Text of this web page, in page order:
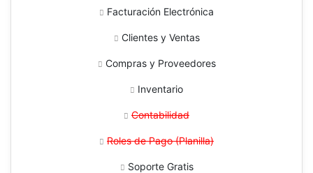
Facturación Electrónica
Clientes y Ventas
Compras y Proveedores
Inventario
Contabilidad
Roles de Pago (Planilla)
Soporte Gratis